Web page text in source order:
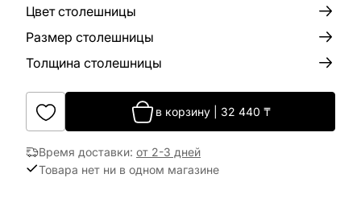
Цвет столешницы
Размер столешницы
Толщина столешницы
в корзину 32 440 ₸
Время доставки: от 2-3 дней
Товара нет ни в одном магазине